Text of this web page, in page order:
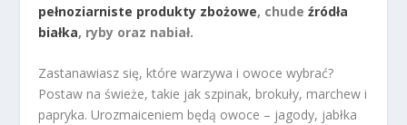
pełnoziarniste produkty zbożowe, chudeźródła
białka, ryby oraz nabiał.
Zastanawiasz się, które warzywa i owoce wybrać?
Postaw na świeże, takie jak szpinak, brokuły, marchew i
papryka. Urozmaiceniem będą owoce – jagody, jabłka